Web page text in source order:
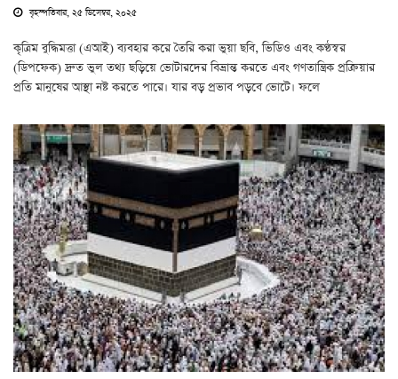
বৃহস্পতিবার, ২৫ ডিসেম্বর, ২০২৫
কৃত্রিম বুদ্ধিমত্তা (এআই) ব্যবহার করে তৈরি করা ভুয়া ছবি, ভিডিও এবং কণ্ঠস্বর
(ডিপফেক) দ্রুত ভুল তথ্য ছড়িয়ে ভোটারদের বিভ্রান্ত করতে এবং গণতান্ত্রিক প্রক্রিয়ার
প্রতি মানুষের আস্থা নষ্ট করতে পারে। যার বড় প্রভাব পড়বে ভোটে। ফলে